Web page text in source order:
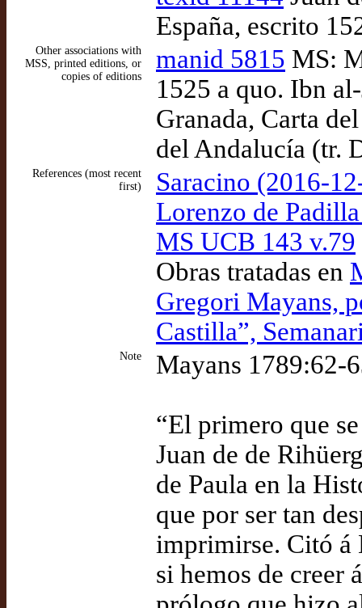
España, escrito
Other associations with
MSS, printed editions, or
copies of editions
manid 5815 MS:
1525 a quo. Ibn
Granada, Carta
del Andalucía (tr.
References (most recent
first)
Saracino (2016-
Lorenzo de
MS UCB 143 v.79
Obras tratadas en
Gregori Mayans,
Castilla”,
Note Mayans 1789:62-
“El primero que
Juan de de
de Paula en la
que por ser tan
imprimirse. Citó á
si hemos de creer